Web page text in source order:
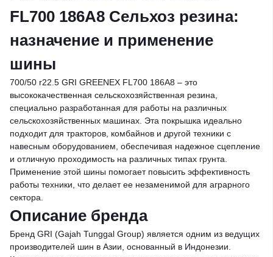
FL700 186A8 Сельхоз резина:
назначение и применение
шины
700/50 r22.5 GRI GREENEX FL700 186A8 – это
высококачественная сельскохозяйственная резина,
специально разработанная для работы на различных
сельскохозяйственных машинах. Эта покрышка идеально
подходит для тракторов, комбайнов и другой техники с
навесным оборудованием, обеспечивая надежное сцепление
и отличную проходимость на различных типах грунта.
Применение этой шины помогает повысить эффективность
работы техники, что делает ее незаменимой для аграрного
сектора.
Описание бренда
Бренд GRI (Gajah Tunggal Group) является одним из ведущих
производителей шин в Азии, основанный в Индонезии.